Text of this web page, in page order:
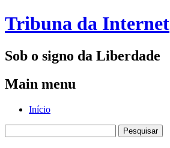
Tribuna da Internet
Sob o signo da Liberdade
Main menu
Skip
Início
por: